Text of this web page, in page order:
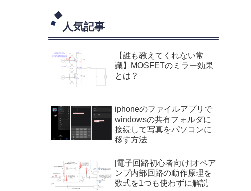
人気記事
【誰も教えてくれない常
識】MOSFETのミラー効果
とは？
iphoneのファイルアプリで
windowsの共有フォルダに
接続して写真をパソコンに
移す方法
[電子回路初心者向け]オペア
ンプ内部回路の動作原理を
数式を1つも使わずに解説